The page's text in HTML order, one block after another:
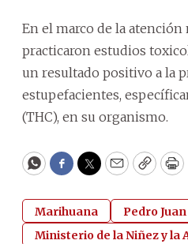
En el marco de la atención
practicaron estudios
un resultado positivo a la
estupefacientes,
(THC), en su organismo.
WhatsApp
Facebook
Twitter
EmailCopy
Marihuana
Pedro
Ministerio de la Niñez y la